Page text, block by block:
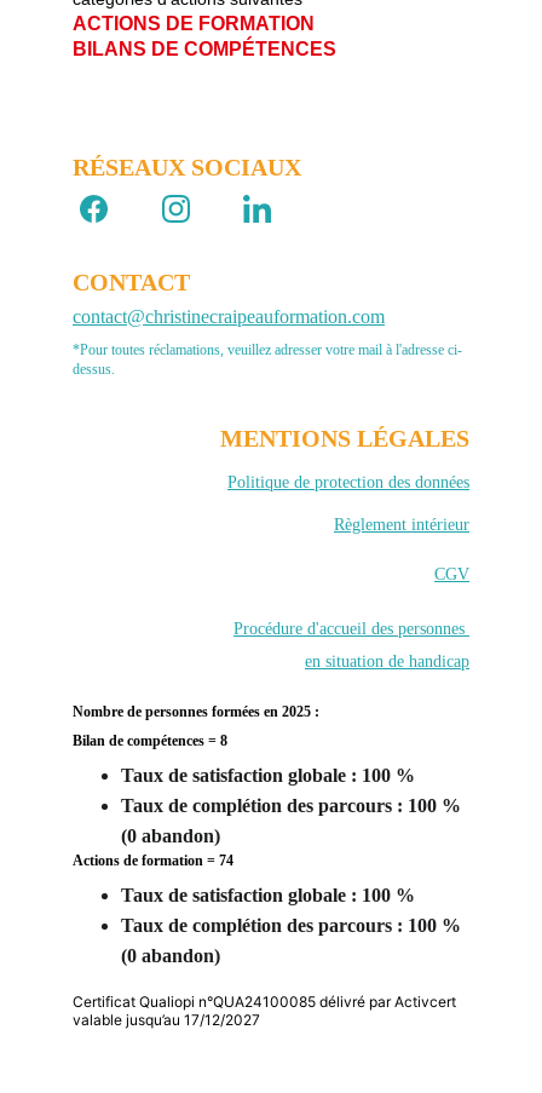
CONTACT
contact@christinecraipeauformation.com
RÉSEAUX SOCIAUX
Politique de protection des données
MENTIONS LÉGALES
Règlement intérieur
CGV
Procédure d'accueil des personnes
en situation de handicap
*Pour toutes réclamations, veuillez adresser votre mail à l'adresse ci-
dessus.
ACTIONS DE FORMATION
BILANS DE COMPÉTENCES
Nombre de personnes formées en 2025 :
Bilan de compétences = 8
Taux de satisfaction globale : 100 %
Taux de complétion des parcours : 100 %
(0 abandon)
Actions de formation = 74
Taux de satisfaction globale : 100 %
Taux de complétion des parcours : 100 %
(0 abandon)
Certificat Qualiopi n°QUA24100085 délivré par Activcert
valable jusqu’au 17/12/2027